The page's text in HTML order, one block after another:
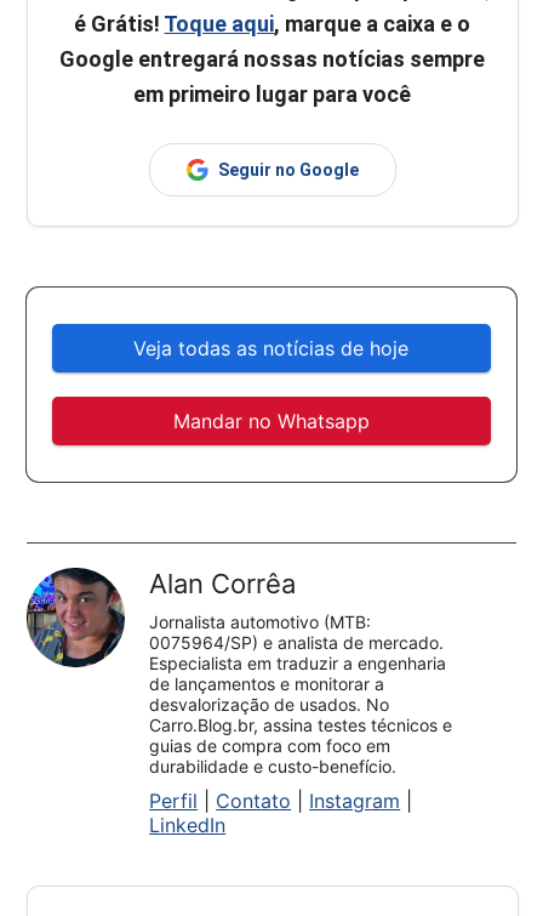
é Grátis! Toque aqui, marque a caixa e o
Google entregará nossas notícias sempre
em primeiro lugar para você
Seguir no Google
Veja todas as notícias de hoje
Mandar no Whatsapp
Alan Corrêa
Jornalista automotivo (MTB:
0075964/SP) e analista de mercado.
Especialista em traduzir a engenharia
de lançamentos e monitorar a
desvalorização de usados. No
Carro.Blog.br, assina testes técnicos e
guias de compra com foco em
durabilidade e custo-benefício.
Perfil Contato Instagram
LinkedIn